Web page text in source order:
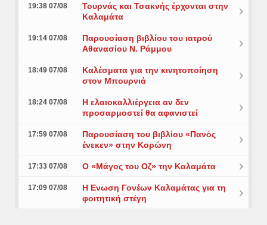
19:38 07/08
Τουρνάς και Τσακνής έρχονται στην
Καλαμάτα
19:14 07/08
Παρουσίαση βιβλίου του ιατρού
Αθανασίου Ν. Ράμμου
18:49 07/08
Καλέσματα για την κινητοποίηση
στον Μπουρνιά
18:24 07/08
Η ελαιοκαλλιέργεια αν δεν
προσαρμοστεί θα αφανιστεί
17:59 07/08
Παρουσίαση του βιβλίου «Πανός
ένεκεν» στην Κορώνη
17:33 07/08 Ο «Μάγος του Οζ» την Καλαμάτα
17:09 07/08
Η Ενωση Γονέων Καλαμάτας για τη
φοιτητική στέγη